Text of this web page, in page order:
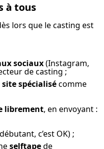
à tous
sociaux(Instagram,
de casting ;
spécialisécomme
librement, en envoyant :
c’est OK) ;
selftapede